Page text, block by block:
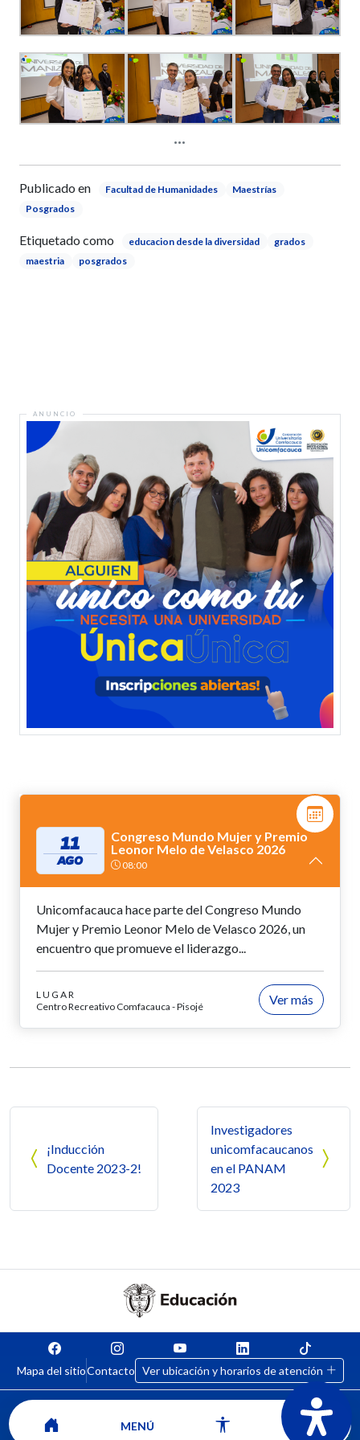
Publicado en Facultad de Humanidades
Maestrías
Posgrados
Etiquetado como educacion desde la diversidad
grados
maestria
posgrados
11
AGO
Congreso Mundo Mujer y Premio
Leonor Melo de Velasco 2026
08:00
Unicomfacauca hace parte del Congreso Mundo
Mujer y Premio Leonor Melo de Velasco 2026, un
encuentro que promueve el liderazgo...
LUGAR
Centro Recreativo Comfacauca - Pisojé
Ver más
¡Inducción
Docente 2023-2!
Investigadores
unicomfacaucanos
en el PANAM
2023
Mapa del sitioContacto Ver ubicación y horarios de atención
MENÚ